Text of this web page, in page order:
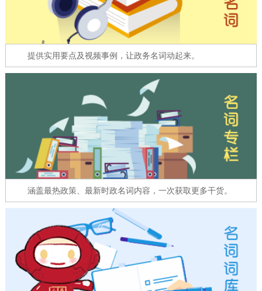
参与调查 在线访谈 图说互动
图说北京 视频北京
ENGLISH 한국어 日本語
DEUTSCH FRANÇAIS РУССКИЙ ЯЗЫК
ESPAÑOL العربية PORTUGUÊS
ITALIANO
提供实用要点及视频事例，让政务名词动起来。
涵盖最热政策、最新时政名词内容，一次获取更多干货。